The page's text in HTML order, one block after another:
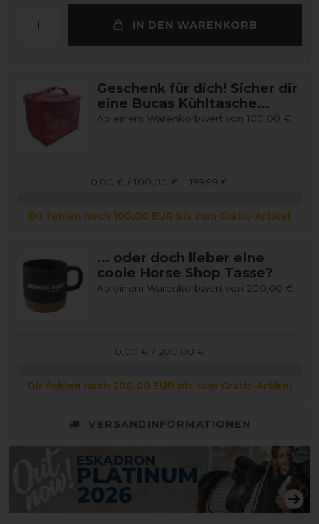
IN DEN WARENKORB
Geschenk für dich! Sicher dir
eine Bucas Kühltasche...
Ab einem Warenkorbwert von 100,00 €
0,00 € / 100,00 € – 199,99 €
Dir fehlen noch 100,00 EUR bis zum Gratis-Artikel
... oder doch lieber eine
coole Horse Shop Tasse?
Ab einem Warenkorbwert von 200,00 €
0,00 € / 200,00 €
Dir fehlen noch 200,00 EUR bis zum Gratis-Artikel
VERSANDINFORMATIONEN